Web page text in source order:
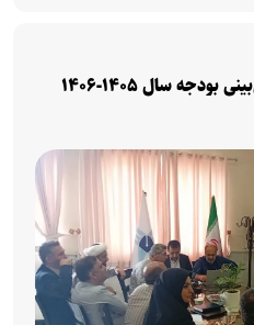
برگزاری جلسه تحلیل و پیش‌بینی بودجه سال ۱۴۰۵-۱۴۰۶